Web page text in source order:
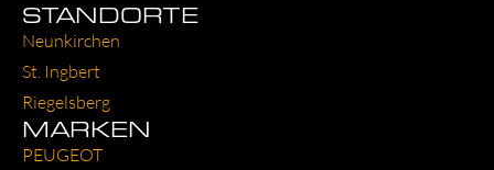
STANDORTE
Neun­kir­chen
St. Ing­bert
Rie­gels­berg
MARKEN
PEU­GEOT